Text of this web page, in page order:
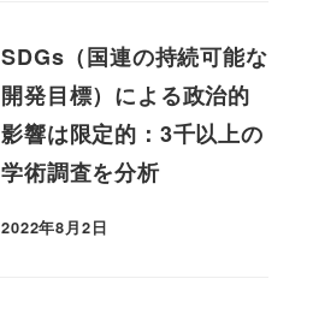
SDGs（国連の持続可能な
開発目標）による政治的
影響は限定的：3千以上の
学術調査を分析
2022年8月2日